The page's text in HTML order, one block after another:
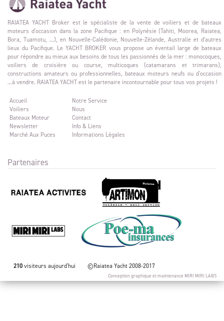
RAIATEA YACHT Broker est le spécialiste de la vente de voiliers et de bateaux
moteurs d'occasion dans la zone Pacifique : en Polynésie (Tahiti, Moorea, Raiatea,
Bora, Tuamotu, ...), en Nouvelle-Calédonie, Nouvelle-Zélande, Australie et d'autres
lieux du Pacifique. Le YACHT BROKER vous propose un éventail large de bateaux
pour répondre au mieux aux besoins de tous les passionnés de la mer : monocoques,
voiliers de croisière ou course, multicoques (catamarans et trimarans),
constructions amateurs ou professionnelles, bateaux moteurs neufs ou d'occasion
...à vendre. RAIATEA YACHT est le partenaire incontournable pour tous vos projets !
Accueil
Voiliers
Bateaux Moteur
Newsletter
Marché Aux Puces
Notre Service
Nous
Contact
Info & Liens
Informations Légales
Partenaires
210visiteurs aujourd'hui ©Raiatea Yacht 2008-2017
Conception graphique et maintenance MIRI MIRI LABS